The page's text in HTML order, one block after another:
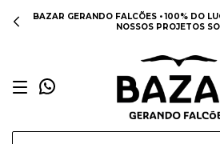
BAZAR GERANDO FALCÕES • 100% DO
NOSSOS PROJETOS